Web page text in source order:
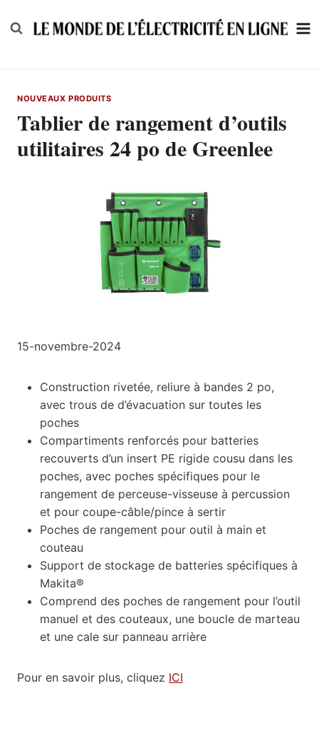
to
NOUVEAUX PRODUITS
Tablier de rangement d’outils
utilitaires 24 po de Greenlee
15-novembre-2024
Construction rivetée, reliure à bandes 2 po,
avec trous de d’évacuation sur toutes les
poches
Compartiments renforcés pour batteries
recouverts d’un insert PE rigide cousu dans les
poches, avec poches spécifiques pour le
rangement de perceuse-visseuse à percussion
et pour coupe-câble/pince à sertir
Poches de rangement pour outil à main et
couteau
Support de stockage de batteries spécifiques à
Makita®
Comprend des poches de rangement pour l’outil
manuel et des couteaux, une boucle de marteau
et une cale sur panneau arrière
Pour en savoir plus, cliquez ICI